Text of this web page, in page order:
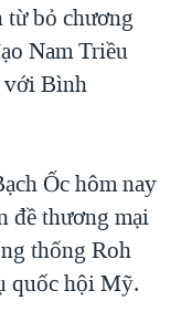
CUỘC'
NAM
từ bỏ chương
Nam Triều
với Bình
Ốc hôm nay
đề thương mại
thống Roh
quốc hội Mỹ.